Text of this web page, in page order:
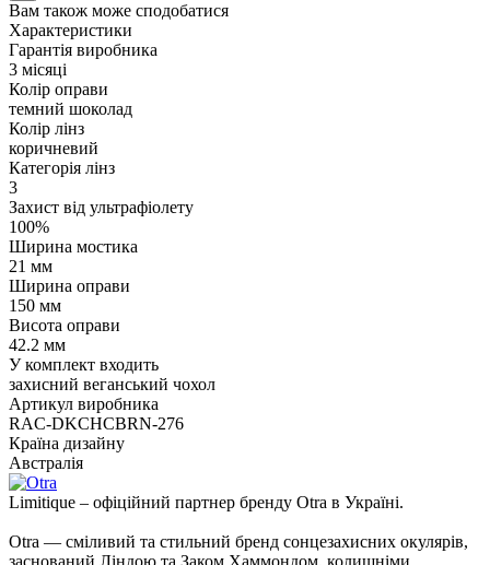
Вам також може сподобатися
Характеристики
Гарантія виробника
3 місяці
Колір оправи
темний шоколад
Колір лінз
коричневий
Категорія лінз
3
Захист від ультрафіолету
100%
Ширина мостика
21 мм
Ширина оправи
150 мм
Висота оправи
42.2 мм
У комплект входить
захисний веганський чохол
Артикул виробника
RAC-DKCHCBRN-276
Країна дизайну
Австралія
Limitique – офіційний партнер бренду Otra в Україні.
Otra — сміливий та стильний бренд сонцезахисних окулярів,